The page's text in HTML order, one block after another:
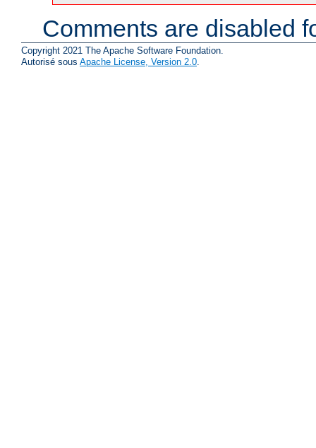
Comments are disabled
Copyright 2021 The Apache Software Foundation.
Autorisé sous Apache License, Version 2.0.